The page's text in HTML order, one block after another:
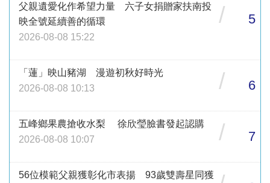
父親遺愛化作希望力量 六子女捐贈家扶南投
映全號延續善的循環
2026-08-08 15:22
/ 5
「蓮」映山豬湖 漫遊初秋好時光
2026-08-08 10:13
/ 6
五峰鄉果農搶收水梨 徐欣瑩臉書發起認購
2026-08-08 10:07
/ 7
56位模範父親獲彰化市表揚 93歲雙壽星同獲